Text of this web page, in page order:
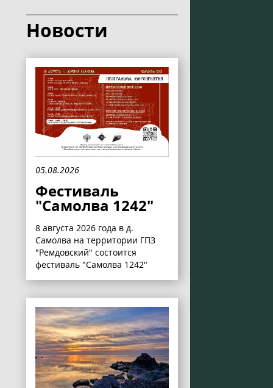
Новости
05.08.2026
Фестиваль
"Самолва 1242"
8 августа 2026 года в д.
Самолва на территории ГПЗ
"Ремдовский" состоится
фестиваль "Самолва 1242"